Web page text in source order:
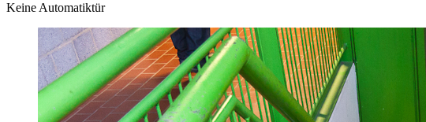
Keine Automatiktür